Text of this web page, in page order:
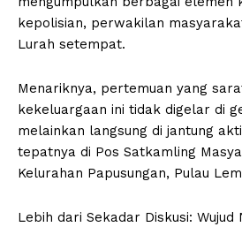
kepolisian, perwakilan
Lurah setempat.
Menariknya, pertemuan yang
kekeluargaan ini tidak digelar di
melainkan langsung di jantung
tepatnya di Pos Satkamling
Kelurahan Papusungan, Pulau
Lebih dari Sekadar Diskusi: Wujud